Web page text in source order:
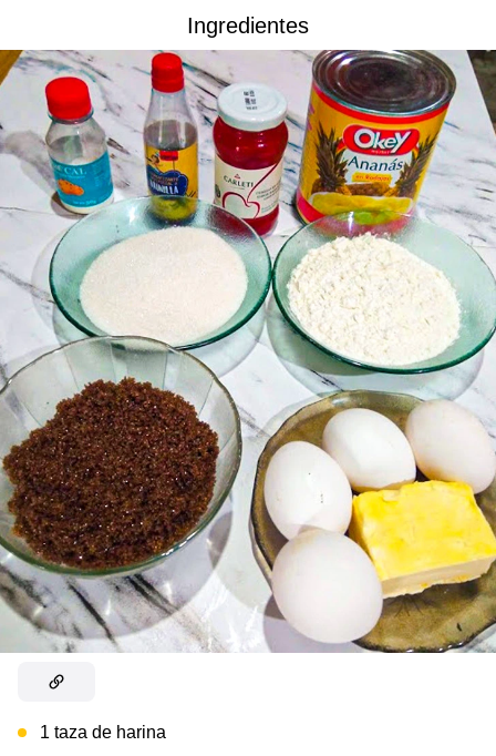
Ingredientes
1 taza de harina